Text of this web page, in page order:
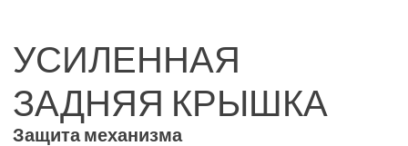
УСИЛЕННАЯ
ЗАДНЯЯ КРЫШКА
Защита механизма